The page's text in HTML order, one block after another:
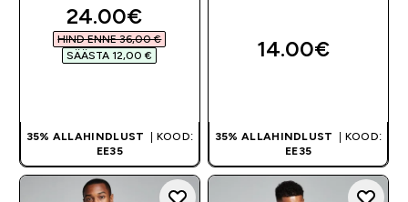
discounted price
24.00€‎
HIND ENNE 36,00 €‎
SÄÄSTA 12,00 €‎
35% ALLAHINDLUST
| KOOD:
EE35
14.00€‎
35% ALLAHINDLUST
| KOOD:
EE35